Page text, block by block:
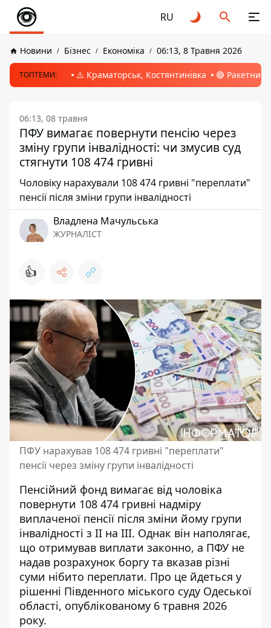
RU
Новини Бізнес Економіка 06:13, 8 Травня 2026
ТОПТЕМИ: ⚠️ Краматорськ, Костянтинівка 🔴 Ракетний
06:13, 08 травня
ПФУ вимагає повернути пенсію через
зміну групи інвалідності: чи змусив суд
стягнути 108 474 гривні
Чоловіку нарахували 108 474 гривні "переплати"
пенсії після зміни групи інвалідності
Владлена Мачульська
ЖУРНАЛІСТ
👍
ПФУ нарахував 108 474 гривні "переплати"
пенсії через зміну групи інвалідності
Пенсійний фонд вимагає від чоловіка
повернути 108 474 гривні надміру
виплаченої пенсії після зміни йому групи
інвалідності з ІІ на ІІІ. Однак він наполягає,
що отримував виплати законно, а ПФУ не
надав розрахунок боргу та вказав різні
суми нібито переплати. Про це йдеться у
рішенні Південного міського суду Одеської
області, опублікованому 6 травня 2026
року.